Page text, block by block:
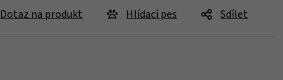
Dotaz na produkt Hlídací pes Sdílet